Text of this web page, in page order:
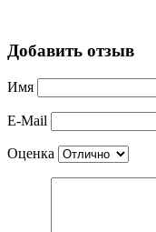
Добавить отзыв
Имя
E-Mail
Оценка